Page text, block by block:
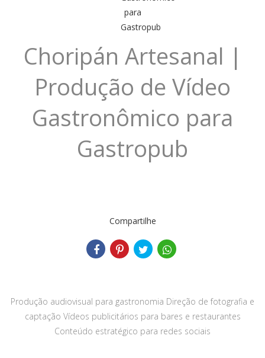
Choripán Artesanal |
Produção de Vídeo
Gastronômico para
Gastropub
Compartilhe
Produção audiovisual para gastronomia Direção de fotografia e
captação Vídeos publicitários para bares e restaurantes
Conteúdo estratégico para redes sociais